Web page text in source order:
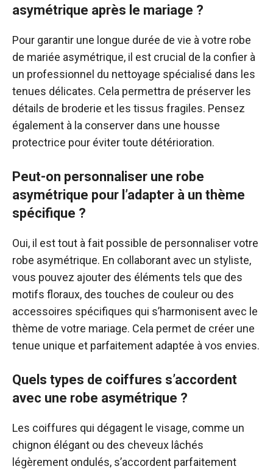
asymétrique après le mariage ?
Pour garantir une longue durée de vie à votre robe
de mariée asymétrique, il est crucial de la confier à
un professionnel du nettoyage spécialisé dans les
tenues délicates. Cela permettra de préserver les
détails de broderie et les tissus fragiles. Pensez
également à la conserver dans une housse
protectrice pour éviter toute détérioration.
Peut-on personnaliser une robe
asymétrique pour l’adapter à un thème
spécifique ?
Oui, il est tout à fait possible de personnaliser votre
robe asymétrique. En collaborant avec un styliste,
vous pouvez ajouter des éléments tels que des
motifs floraux, des touches de couleur ou des
accessoires spécifiques qui s’harmonisent avec le
thème de votre mariage. Cela permet de créer une
tenue unique et parfaitement adaptée à vos envies.
Quels types de coiffures s’accordent
avec une robe asymétrique ?
Les coiffures qui dégagent le visage, comme un
chignon élégant ou des cheveux lâchés
légèrement ondulés, s’accordent parfaitement